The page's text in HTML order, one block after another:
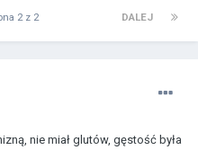
DALEJ
2 z 2
nie miał glutów, gęstość była